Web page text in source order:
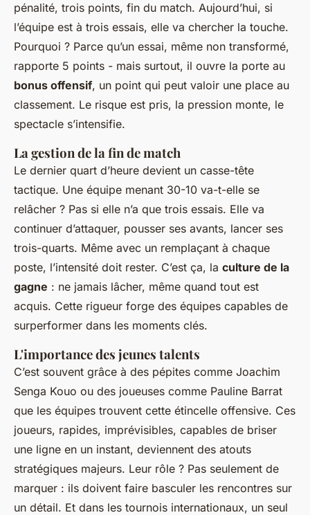
pénalité, trois points, fin du match. Aujourd’hui, si
l’équipe est à trois essais, elle va chercher la touche.
Pourquoi ? Parce qu’un essai, même non transformé,
rapporte 5 points - mais surtout, il ouvre la porte au
bonus offensif, un point qui peut valoir une place au
classement. Le risque est pris, la pression monte, le
spectacle s’intensifie.
La gestion de la fin de match
Le dernier quart d’heure devient un casse-tête
tactique. Une équipe menant 30-10 va-t-elle se
relâcher ? Pas si elle n’a que trois essais. Elle va
continuer d’attaquer, pousser ses avants, lancer ses
trois-quarts. Même avec un remplaçant à chaque
poste, l’intensité doit rester. C’est ça, la culture de la
gagne : ne jamais lâcher, même quand tout est
acquis. Cette rigueur forge des équipes capables de
surperformer dans les moments clés.
L'importance des jeunes talents
C’est souvent grâce à des pépites comme Joachim
Senga Kouo ou des joueuses comme Pauline Barrat
que les équipes trouvent cette étincelle offensive. Ces
joueurs, rapides, imprévisibles, capables de briser
une ligne en un instant, deviennent des atouts
stratégiques majeurs. Leur rôle ? Pas seulement de
marquer : ils doivent faire basculer les rencontres sur
un détail. Et dans les tournois internationaux, un seul